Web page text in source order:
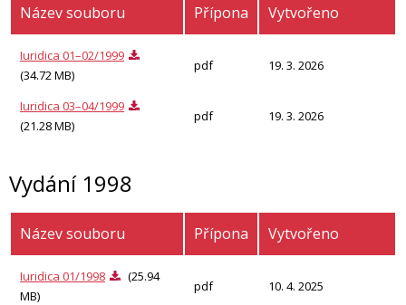
Název souboru Přípona Vytvořeno
Iuridica 01–02/1999
(34.72 MB)
pdf 19. 3. 2026
Iuridica 03–04/1999
(21.28 MB)
pdf 19. 3. 2026
Vydání 1998
Název souboru Přípona Vytvořeno
Iuridica 01/1998
(25.94
MB)
pdf 10. 4. 2025